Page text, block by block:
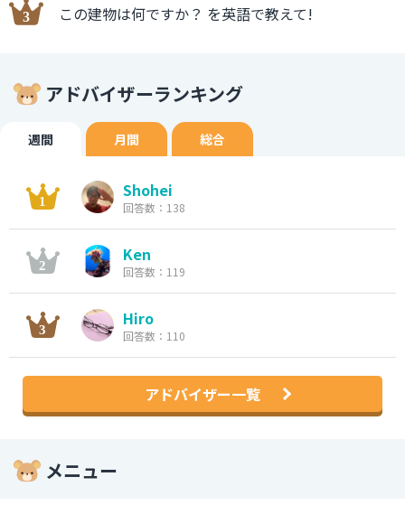
この建物は何ですか？ を英語で教えて!
アドバイザーランキング
週間 月間 総合
Shohei
回答数：138
Ken
回答数：119
Hiro
回答数：110
アドバイザー一覧
メニュー